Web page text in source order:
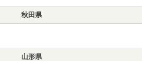
秋田県
山形県